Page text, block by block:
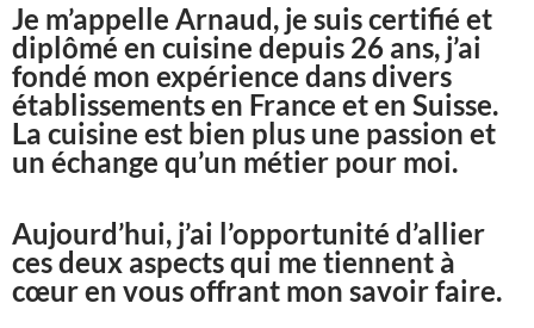
Je m’appelle Arnaud, je suis certifié et
diplômé en cuisine depuis 26 ans, j’ai
fondé mon expérience dans divers
établissements en France et en Suisse.
La cuisine est bien plus une passion et
un échange qu’un métier pour moi.
Aujourd’hui, j’ai l’opportunité d’allier
ces deux aspects qui me tiennent à
cœur en vous offrant mon savoir faire.